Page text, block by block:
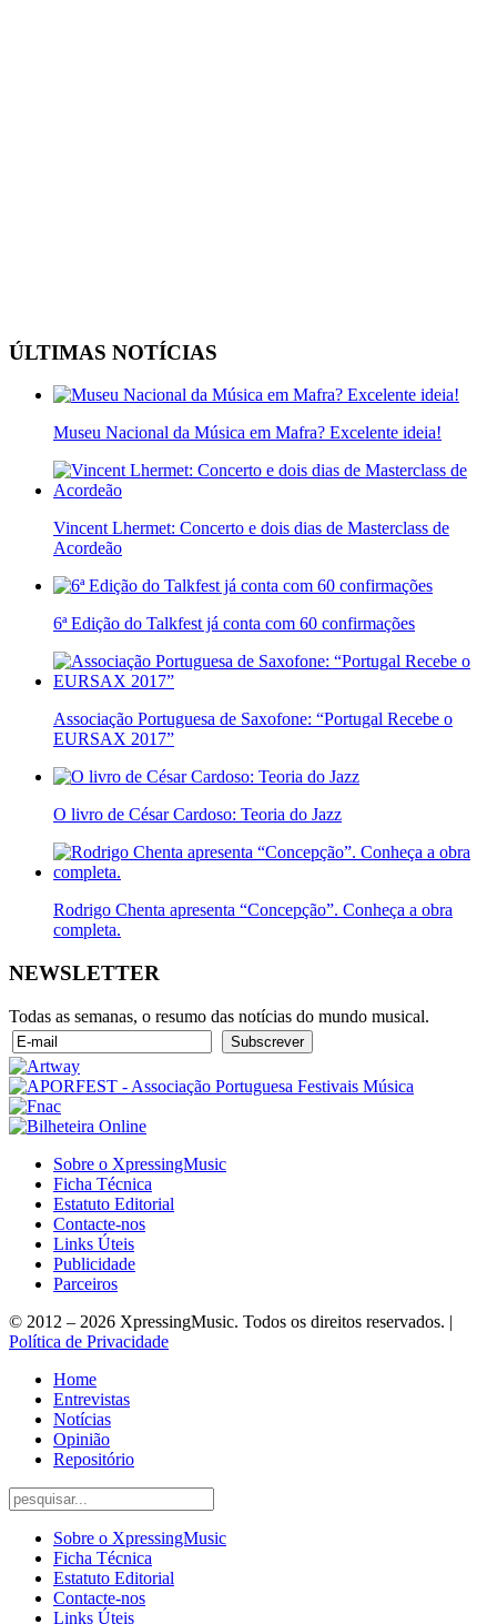
ÚLTIMAS NOTÍCIAS
Museu Nacional da Música em Mafra? Excelente ideia!
Vincent Lhermet: Concerto e dois dias de Masterclass de
Acordeão
6ª Edição do Talkfest já conta com 60 confirmações
Associação Portuguesa de Saxofone: “Portugal Recebe o
EURSAX 2017”
O livro de César Cardoso: Teoria do Jazz
Rodrigo Chenta apresenta “Concepção”. Conheça a obra
completa.
NEWSLETTER
Todas as semanas, o resumo das notícias do mundo musical.
Sobre o XpressingMusic
Ficha Técnica
Estatuto Editorial
Contacte-nos
Links Úteis
Publicidade
Parceiros
© 2012 – 2026 XpressingMusic. Todos os direitos reservados. |
Política de Privacidade
Home
Entrevistas
Notícias
Opinião
Repositório
Sobre o XpressingMusic
Ficha Técnica
Estatuto Editorial
Contacte-nos
Links Úteis